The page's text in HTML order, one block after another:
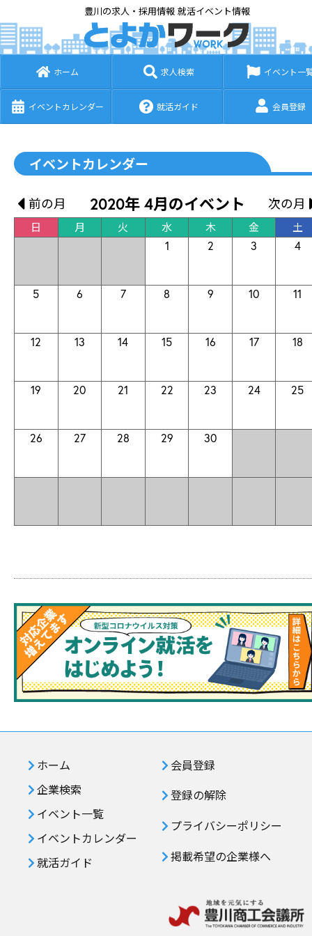
豊川の求人・採用情報 就活イベント情報
ホーム 求人検索 イベント一
イベントカレンダー 就活ガイド 会員登録
イベントカレンダー
前の月 2020年 4月のイベント 次の月
日 月 火 水 木 金 土
1 2 3 4
5 6 7 8 9 10 11
12 13 14 15 16 17 18
19 20 21 22 23 24 25
26 27 28 29 30
ホーム
企業検索
イベント一覧
イベントカレンダー
就活ガイド
会員登録
登録の解除
プライバシーポリシー
掲載希望の企業様へ